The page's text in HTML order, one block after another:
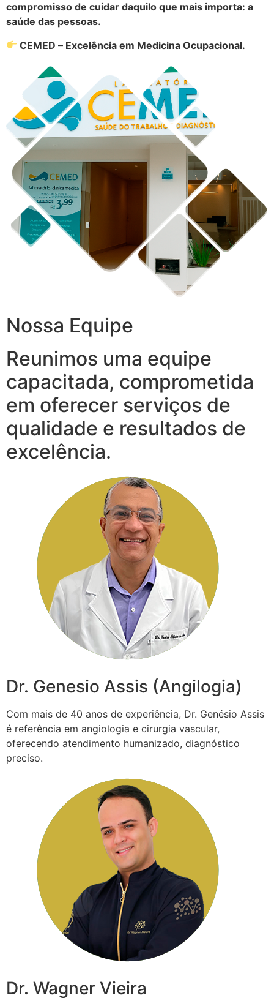
compromisso de cuidar daquilo que mais importa: a
saúde das pessoas.
CEMED – Excelência em Medicina Ocupacional.
Nossa Equipe
Reunimos uma equipe
capacitada, comprometida
em oferecer serviços de
qualidade e resultados de
excelência.
Dr. Genesio Assis (Angilogia)
Com mais de 40 anos de experiência, Dr. Genésio Assis
é referência em angiologia e cirurgia vascular,
oferecendo atendimento humanizado, diagnóstico
preciso.
Dr. Wagner Vieira